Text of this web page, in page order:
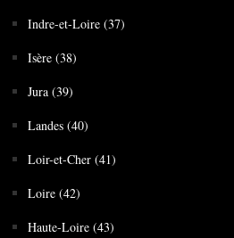
Indre-et-Loire (37)
Isère (38)
Jura (39)
Landes (40)
Loir-et-Cher (41)
Loire (42)
Haute-Loire (43)